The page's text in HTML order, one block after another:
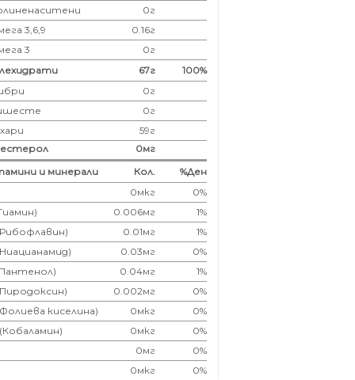
0г
3,6,9
0.16г
3
0г
67г
100%
0г
0г
59г
0мг
и минерали
Кол.
%Ден
0мкг
0%
0.006мг
1%
0.01мг
1%
0.03мг
0%
0.04мг
1%
0.002мг
0%
киселина)
0мкг
0%
(Кобаламин)
0мкг
0%
0мг
0%
0мкг
0%